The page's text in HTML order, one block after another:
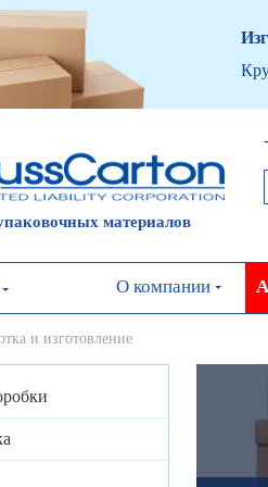
материалов
О компании
и изготовление